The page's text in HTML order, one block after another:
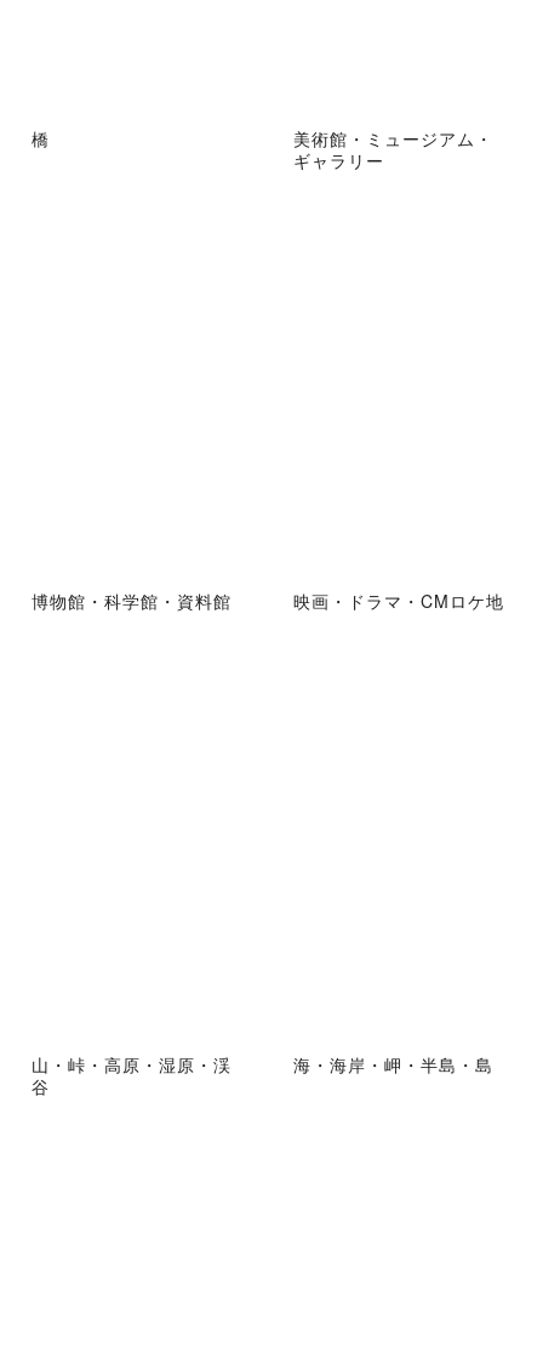
橋
美術館・ミュージアム・
ギャラリー
博物館・科学館・資料館 映画・ドラマ・CMロケ地
山・峠・高原・湿原・渓
谷
海・海岸・岬・半島・島